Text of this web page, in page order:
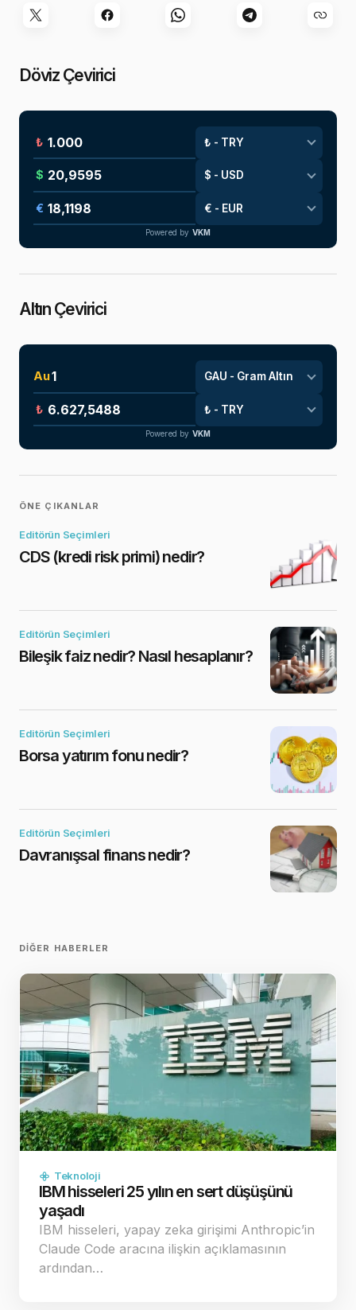
Döviz Çevirici
₺
$
€
Powered by VKM
Altın Çevirici
Au
₺
Powered by VKM
ÖNE ÇIKANLAR
Editörün Seçimleri
CDS (kredi risk primi) nedir?
Editörün Seçimleri
Bileşik faiz nedir? Nasıl hesaplanır?
Editörün Seçimleri
Borsa yatırım fonu nedir?
Editörün Seçimleri
Davranışsal finans nedir?
DIĞER HABERLER
Teknoloji
IBM hisseleri 25 yılın en sert düşüşünü
yaşadı
IBM hisseleri, yapay zeka girişimi Anthropic’in
Claude Code aracına ilişkin açıklamasının
ardından…